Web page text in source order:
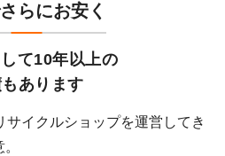
らにお安く
て10年以上の
あります
イクルショップを運営してき